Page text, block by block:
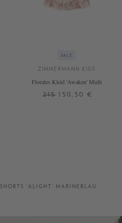
SALE
ZIMMERMANN KIDS
Florales Kleid 'Awaken' Multi
215 150,50 €
SHORTS 'ALIGHT' MARINEBLAU